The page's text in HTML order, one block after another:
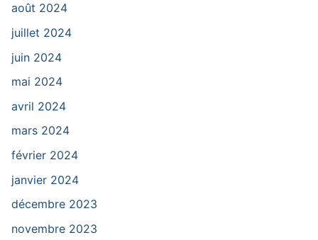
août 2024
juillet 2024
juin 2024
mai 2024
avril 2024
mars 2024
février 2024
janvier 2024
décembre 2023
novembre 2023